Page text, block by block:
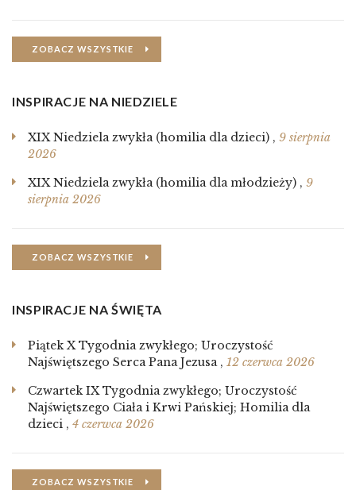
ZOBACZ WSZYSTKIE
INSPIRACJE NA NIEDZIELE
XIX Niedziela zwykła (homilia dla dzieci) , 9 sierpnia
2026
XIX Niedziela zwykła (homilia dla młodzieży) , 9
sierpnia 2026
ZOBACZ WSZYSTKIE
INSPIRACJE NA ŚWIĘTA
Piątek X Tygodnia zwykłego; Uroczystość
Najświętszego Serca Pana Jezusa , 12 czerwca 2026
Czwartek IX Tygodnia zwykłego; Uroczystość
Najświętszego Ciała i Krwi Pańskiej; Homilia dla
dzieci , 4 czerwca 2026
ZOBACZ WSZYSTKIE